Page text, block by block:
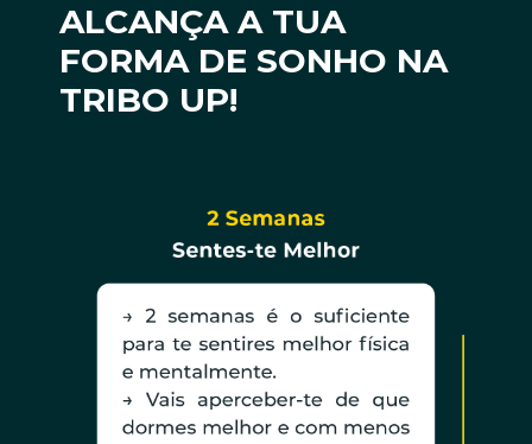
ALCANÇA A TUA
FORMA DE SONHO NA
TRIBO UP!